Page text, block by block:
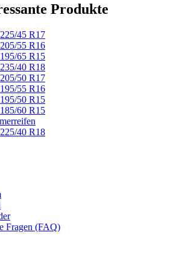
Produkte
45 R17
55 R16
65 R15
40 R18
50 R17
55 R16
50 R15
60 R15
40 R18
Fragen (FAQ)